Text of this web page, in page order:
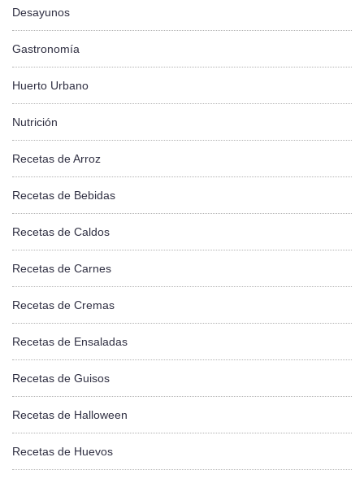
Desayunos
Gastronomía
Huerto Urbano
Nutrición
Recetas de Arroz
Recetas de Bebidas
Recetas de Caldos
Recetas de Carnes
Recetas de Cremas
Recetas de Ensaladas
Recetas de Guisos
Recetas de Halloween
Recetas de Huevos